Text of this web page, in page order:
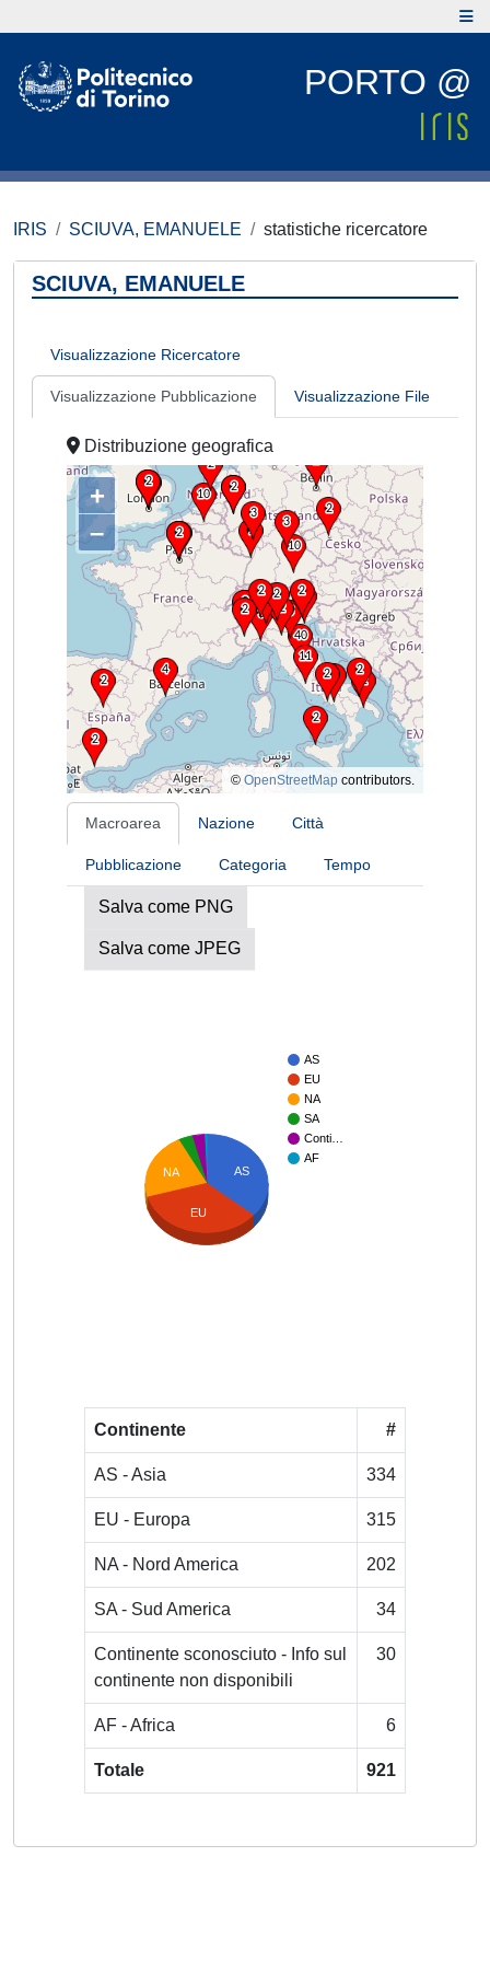
PORTO @
IRIS SCIUVA, EMANUELE statistiche ricercatore
SCIUVA, EMANUELE
Visualizzazione Ricercatore
Visualizzazione Pubblicazione Visualizzazione File
Distribuzione geografica
+
–
© OpenStreetMap contributors.
Macroarea Nazione Città
Pubblicazione Categoria Tempo
Salva come PNG
Salva come JPEG
AS
EU
NA
SA
Conti…
AF
AS
NA
EU
Continente #
AS - Asia 334
EU - Europa 315
NA - Nord America 202
SA - Sud America 34
Continente sconosciuto - Info sul
continente non disponibili
30
AF - Africa 6
Totale 921